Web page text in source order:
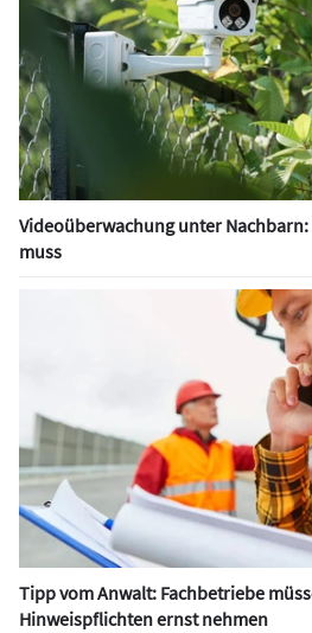
Videoüberwachung unter Nachbarn:
muss
Tipp vom Anwalt: Fachbetriebe
Hinweispflichten ernst nehmen